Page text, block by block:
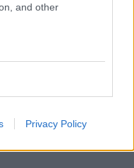
and other
Privacy Policy